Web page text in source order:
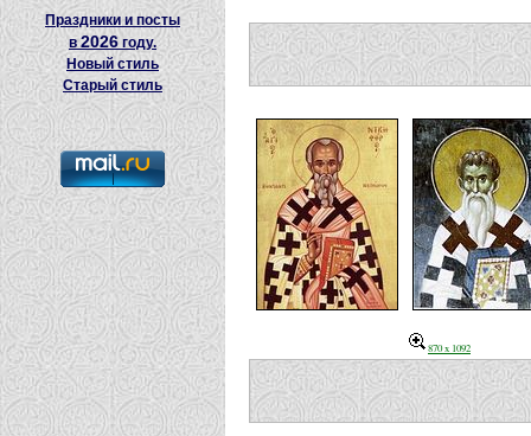
Праздники и посты
в2026 году.
Новый стиль
Старый стиль
870 x 1092